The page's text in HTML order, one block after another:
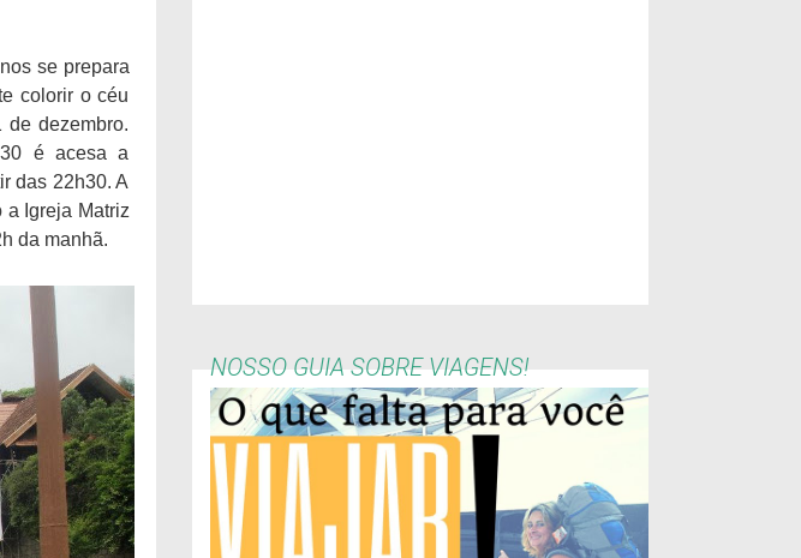
se prepara
colorir o céu
dezembro.
é acesa a
das 22h30. A
a Igreja Matriz
da manhã.
NOSSO GUIA SOBRE VIAGENS!